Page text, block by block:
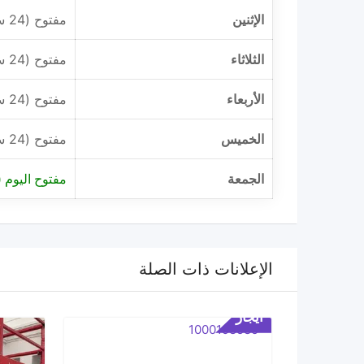
الإثنين مفتوح (24 ساعة)
الثلاثاء مفتوح (24 ساعة)
الأربعاء مفتوح (24 ساعة)
الخميس مفتوح (24 ساعة)
الجمعة مفتوح اليوم (24
الإعلانات ذات الصلة
ايجار